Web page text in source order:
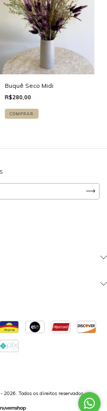
Buquê Seco Midi
R$280,00
Todos os direitos reservados.